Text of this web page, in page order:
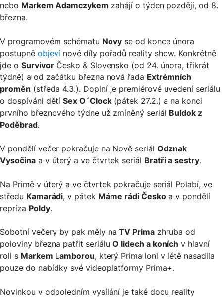
nebo Markem Adamczykem zahájí o týden později, od 8.
března.
V programovém schématu Novy se od konce února
postupně objeví nové díly pořadů reality show. Konkrétně
jde o Survivor Česko & Slovensko (od 24. února, třikrát
týdně) a od začátku března nová řada Extrémních
proměn (středa 4.3.). Doplní je premiérové uvedení seriálu
o dospíváni dětí Sex O´Clock (pátek 27.2.) a na konci
prvního březnového týdne už zmíněný seriál Buldok z
Poděbrad.
V pondělí večer pokračuje na Nově seriál Odznak
Vysočina a v úterý a ve čtvrtek seriál Bratři a sestry.
Na Primě v úterý a ve čtvrtek pokračuje seriál Polabí, ve
středu Kamarádi, v pátek Máme rádi Česko a v pondělí
repríza Poldy.
Sobotní večery by pak měly na TV Prima zhruba od
poloviny března patřit seriálu O lidech a koních v hlavní
roli s Markem Lamborou, který Prima loni v létě nasadila
pouze do nabídky své videoplatformy Prima+.
Novinkou v odpoledním vysílání je také docu reality